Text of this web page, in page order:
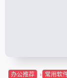
办公推荐 常用软